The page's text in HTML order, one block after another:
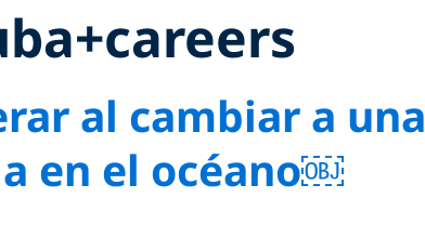
al cambiar a una
en el océano￼